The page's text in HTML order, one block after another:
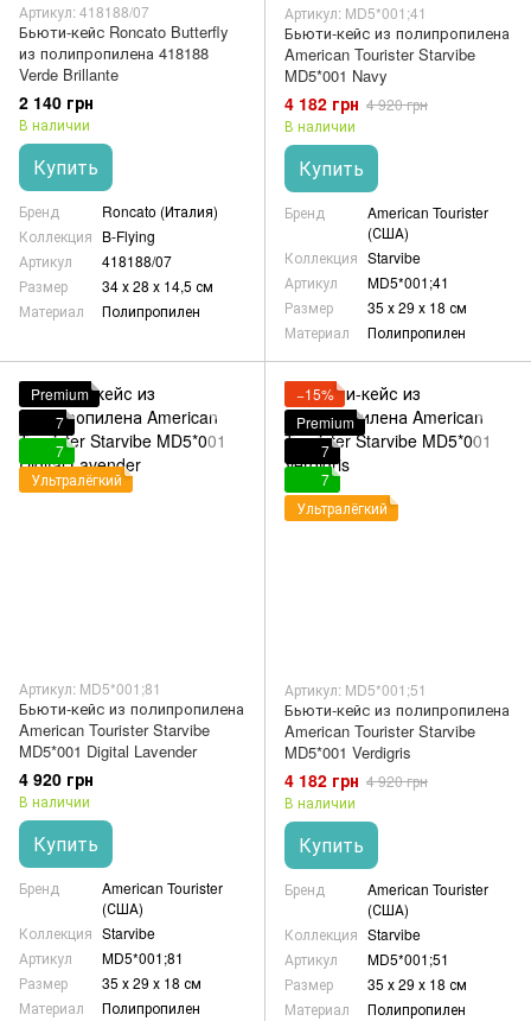
Артикул: 418188/07
Бьюти-кейс Roncato Butterfly
из полипропилена 418188
Verde Brillante
2 140 грн
В наличии
Купить
Бренд
Roncato (Италия)
Коллекция B-Flying
Артикул
418188/07
Размер
34 х 28 х 14,5 см
Материал
Полипропилен
Артикул: MD5*001;41
Бьюти-кейс из полипропилена
American Tourister Starvibe
MD5*001 Navy
4 182 грн 4 920 грн
В наличии
Купить
Бренд
American Tourister
(США)
Коллекция Starvibe
Артикул
MD5*001;41
Размер
35 х 29 х 18 см
Материал
Полипропилен
Premium
7
7
Ультралёгкий
Артикул: MD5*001;81
Бьюти-кейс из полипропилена
American Tourister Starvibe
MD5*001 Digital Lavender
4 920 грн
В наличии
Купить
Бренд
American Tourister
(США)
Коллекция Starvibe
Артикул
MD5*001;81
Размер
35 х 29 х 18 см
Материал
Полипропилен
−15%
Premium
7
7
Ультралёгкий
Артикул: MD5*001;51
Бьюти-кейс из полипропилена
American Tourister Starvibe
MD5*001 Verdigris
4 182 грн 4 920 грн
В наличии
Купить
Бренд
American Tourister
(США)
Коллекция Starvibe
Артикул
MD5*001;51
Размер
35 х 29 х 18 см
Материал
Полипропилен